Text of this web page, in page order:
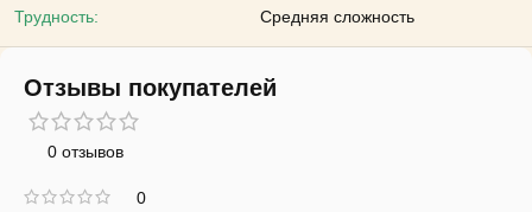
Трудность: Средняя сложность
Отзывы покупателей
0 отзывов
0